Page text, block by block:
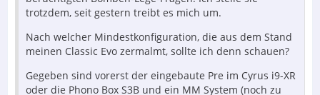
trotzdem, seit gestern treibt es mich um.
Nach welcher Mindestkonfiguration, die aus dem Stand
meinen Classic Evo zermalmt, sollte ich denn schauen?
Gegeben sind vorerst der eingebaute Pre im Cyrus i9-XR
oder die Phono Box S3B und ein MM System (noch zu